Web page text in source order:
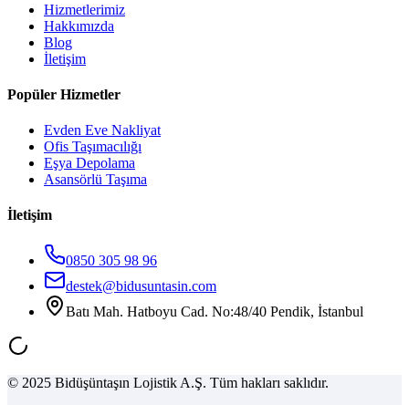
Hizmetlerimiz
Hakkımızda
Blog
İletişim
Popüler Hizmetler
Evden Eve Nakliyat
Ofis Taşımacılığı
Eşya Depolama
Asansörlü Taşıma
İletişim
0850 305 98 96
destek@bidusuntasin.com
Batı Mah. Hatboyu Cad. No:48/40 Pendik, İstanbul
© 2025 Bidüşüntaşın Lojistik A.Ş. Tüm hakları saklıdır.